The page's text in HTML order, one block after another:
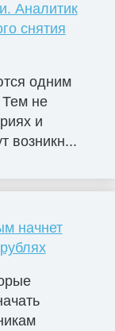
Аналитик
снятия
одним
не
и
возникн...
начнет